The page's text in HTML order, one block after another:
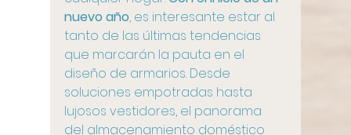
nuevo año, es interesante estar al
tanto de las últimas tendencias
que marcarán la pauta en el
diseño de armarios. Desde
soluciones empotradas hasta
lujosos vestidores, el panorama
del almacenamiento doméstico